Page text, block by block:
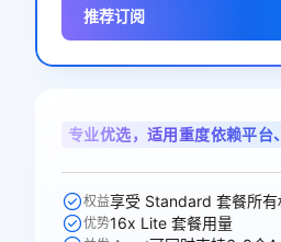
推荐订阅
专业优选，适用重度依赖平台
权益享受 Standard 套餐所有
优势16x Lite 套餐用量